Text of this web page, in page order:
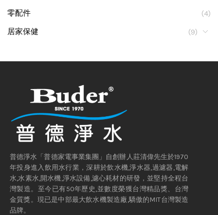
零配件
(4)
居家保健
(9)
普德淨水「普德家電事業集團」自創辦人莊清偉先生於1970
年投身進入飲用水行業，深耕於飲水機,淨水器,過濾器,電解
水,水素水,開水機,淨水設備,濾心耗材的研發，並堅持全程台
灣製造。至今已有50年歷史,並數度榮獲台灣精品獎、台灣
金質獎。現已是中部最大飲水機製造廠,驕傲的MIT台灣製造
品牌。